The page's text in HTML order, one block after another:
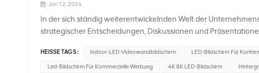
Jan 12, 2024
In der sich ständig weiterentwickelnden Welt der
strategischer Entscheidungen, Diskussionen und
diesen entscheidenden Bereichen verbessern. Die Integration
herausgestellt und bietet der Vorstandstechnologie eine
HEISSE TAGS : Indoor-LED-Videowandbildschirm LED-Bildschirm Für
Led-Bildschirm Für Kommerzielle Werbung 4K 8K LED-Bildschirm